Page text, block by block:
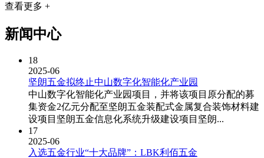
查看更多 +
新闻中心
18
2025-06
坚朗五金拟终止中山数字化智能化产业园
中山数字化智能化产业园项目，并将该项目原分配的募
集资金2亿元分配至坚朗五金装配式金属复合装饰材料建
设项目坚朗五金信息化系统升级建设项目坚朗...
17
2025-06
入选五金行业“十大品牌”：LBK利佰五金